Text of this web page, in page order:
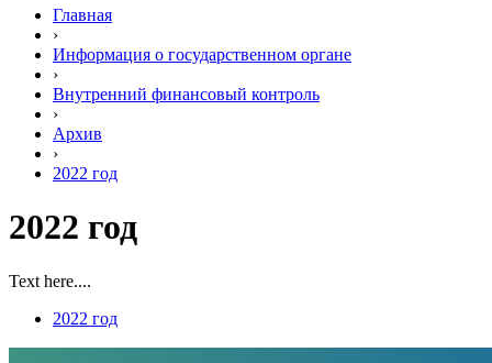
Главная
›
Информация о государственном органе
›
Внутренний финансовый контроль
›
Архив
›
2022 год
2022 год
Text here....
2022 год